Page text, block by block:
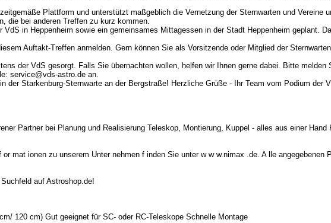
Plattform und unterstützt maßgeblich die Vernetzung der Sternwarten und Vereine
die bei anderen Treffen zu kurz kommen.
in Heppenheim sowie ein gemeinsames Mittagessen in der Stadt Heppenheim geplant.
Auftakt-Treffen anmelden. Gern können Sie als Vorsitzende oder Mitglied der
der VdS gesorgt. Falls Sie übernachten wollen, helfen wir Ihnen gerne dabei. Bitte
service@vds-astro.de an.
der Starkenburg-Sternwarte an der Bergstraße! Herzliche Grüße - Ihr Team vom Podium der
Partner bei Planung und Realisierung Teleskop, Montierung, Kuppel - alles aus einer
mat ionen zu unserem Unter nehmen f inden Sie unter w w w.nimax .de. A lle
auf Astroshop.de!
120 cm) Gut geeignet für SC- oder RC-Teleskope Schnelle Montage